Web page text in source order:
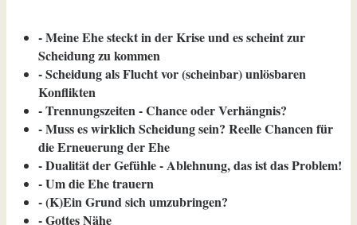
- Meine Ehe steckt in der Krise und es scheint zur
Scheidung zu kommen
- Scheidung als Flucht vor (scheinbar) unlösbaren
Konflikten
- Trennungszeiten - Chance oder Verhängnis?
- Muss es wirklich Scheidung sein? Reelle Chancen für
die Erneuerung der Ehe
- Dualität der Gefühle - Ablehnung, das ist das Problem!
- Um die Ehe trauern
- (K)Ein Grund sich umzubringen?
- Gottes Nähe